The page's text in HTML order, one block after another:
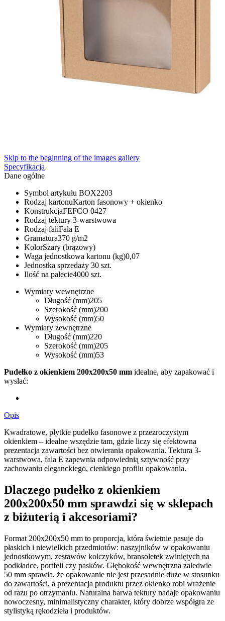
Skip to the beginning of the images gallery
Specyfikacja
Dane ogólne
Symbol artykułu BOX2203
Rodzaj kartonuKarton fasonowy + okienko
KonstrukcjaFEFCO 0427
Rodzaj tektury 3-warstwowa
Rodzaj faliFala E
Gramatura370 g/m2
KolorSzary (brązowy)
Waga jednostkowa kartonu (kg)0,07
Jednostka sprzedaży 30 szt.
Ilość na palecie4000 szt.
Wymiary wewnętrzne
Długość (mm)205
Szerokość (mm)200
Wysokość (mm)50
Wymiary zewnętrzne
Długość (mm)220
Szerokość (mm)205
Wysokość (mm)53
Pudełko z okienkiem 200x200x50 mm idealne, aby zapakować i
wysłać:
Opis
Kwadratowe, płytkie pudełko fasonowe z przezroczystym
okienkiem – idealne wszędzie tam, gdzie liczy się efektowna
prezentacja zawartości bez otwierania opakowania. Tektura 3-
warstwowa, fala E zapewnia odpowiednią sztywność przy
zachowaniu eleganckiego, cienkiego profilu opakowania.
Dlaczego pudełko z okienkiem
200x200x50 mm sprawdzi się w sklepach
z biżuterią i akcesoriami?
Format 200x200x50 mm to proporcja, która świetnie pasuje do
płaskich i niewielkich przedmiotów: naszyjników w opakowaniu
jednostkowym, zestawów kolczyków, bransoletek zwiniętych na
podkładce, portfeli czy pasków. Głębokość wewnętrzna zaledwie
50 mm sprawia, że opakowanie nie jest przesadnie duże w stosunku
do zawartości, a prezentacja produktu przez okienko robi wrażenie
od razu po otrzymaniu. Naturalna barwa tektury nadaje opakowaniu
nowoczesny, minimalistyczny charakter, który dobrze współgra ze
stylistyką rękodzieła i produktów.